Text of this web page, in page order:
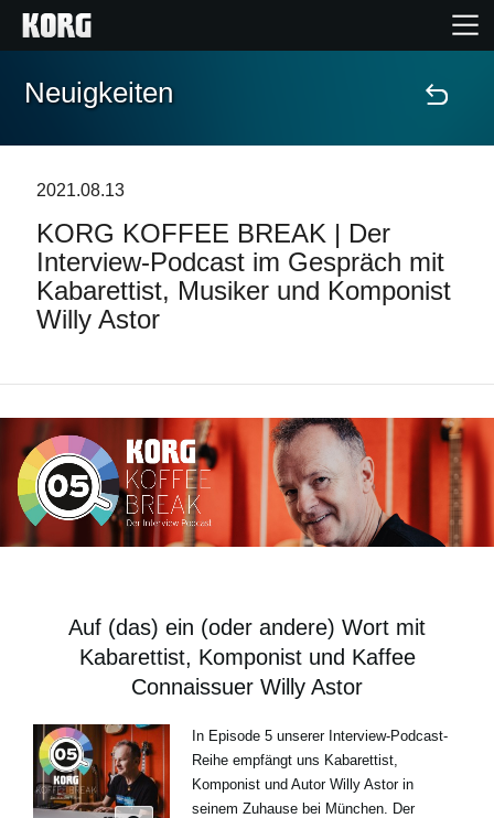
Home
Extras
Events
Händlersuche
Shop
Gebiet / Land
Social Media
Über KORG
Neuigkeiten
2021.08.13
KORG KOFFEE BREAK | Der
Interview-Podcast im Gespräch mit
Kabarettist, Musiker und Komponist
Willy Astor
Auf (das) ein (oder andere) Wort mit
Kabarettist, Komponist und Kaffee
Connaissuer Willy Astor
In Episode 5 unserer Interview-Podcast-
Reihe empfängt uns Kabarettist,
Komponist und Autor Willy Astor in
seinem Zuhause bei München. Der